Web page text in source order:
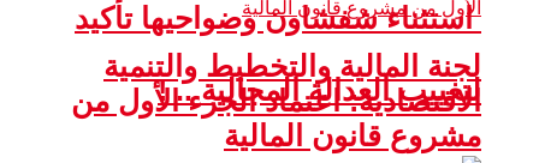
استثناء شفشاون وضواحيها تأكيد
لتغييب العدالة المجالية .. !
لجنة المالية والتخطيط والتنمية
الاقتصادية: اعتماد الجزء الأول من
مشروع قانون المالية